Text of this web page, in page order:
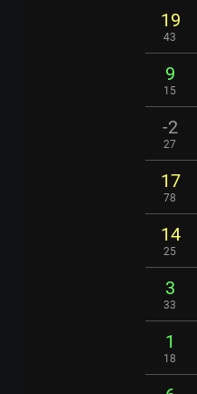
19
43
9
15
-2
27
17
78
14
25
3
33
1
18